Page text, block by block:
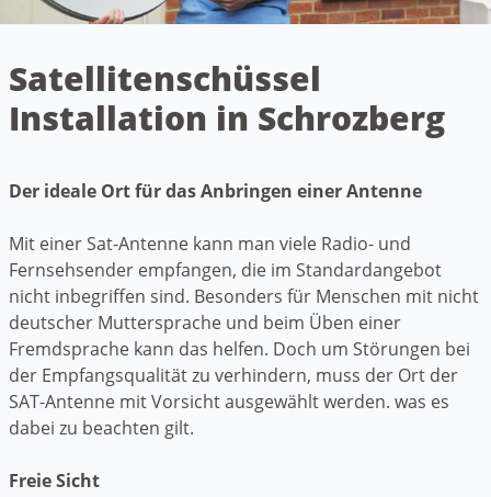
Satellitenschüssel
Installation in Schrozberg
Der ideale Ort für das Anbringen einer Antenne
Mit einer Sat-Antenne kann man viele Radio- und
Fernsehsender empfangen, die im Standardangebot
nicht inbegriffen sind. Besonders für Menschen mit nicht
deutscher Muttersprache und beim Üben einer
Fremdsprache kann das helfen. Doch um Störungen bei
der Empfangsqualität zu verhindern, muss der Ort der
SAT-Antenne mit Vorsicht ausgewählt werden. was es
dabei zu beachten gilt.
Freie Sicht